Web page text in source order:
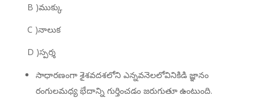
B )ముక్కు
C )నాలుక
D )స్పర్శ
సాధారణంగా శైశవదశలోని ఎన్నవనెలలోవినికిడి జ్ఞానం
రంగులమధ్య భేదాన్ని గుర్తించడం జరుగుతూ ఉంటుంది.